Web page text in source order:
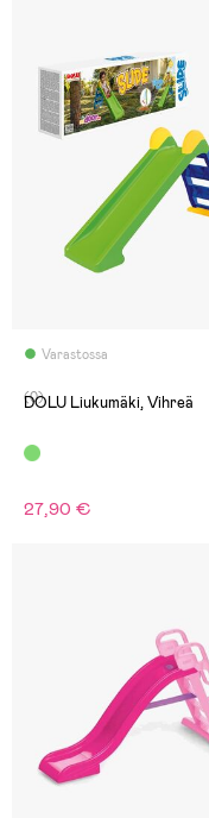
Varastossa
(0)
DOLU Liukumäki, Vihreä
27,90 €